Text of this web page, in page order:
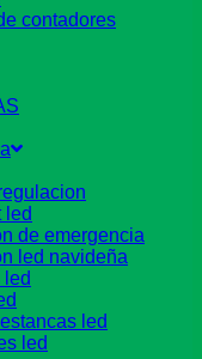
contadores
led
de emergencia
led navideña
led
led
led